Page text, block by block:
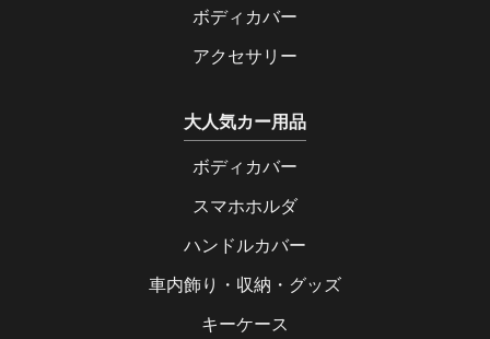
ボディカバー
アクセサリー
大人気カー用品
ボディカバー
スマホホルダ
ハンドルカバー
車内飾り・収納・グッズ
キーケース